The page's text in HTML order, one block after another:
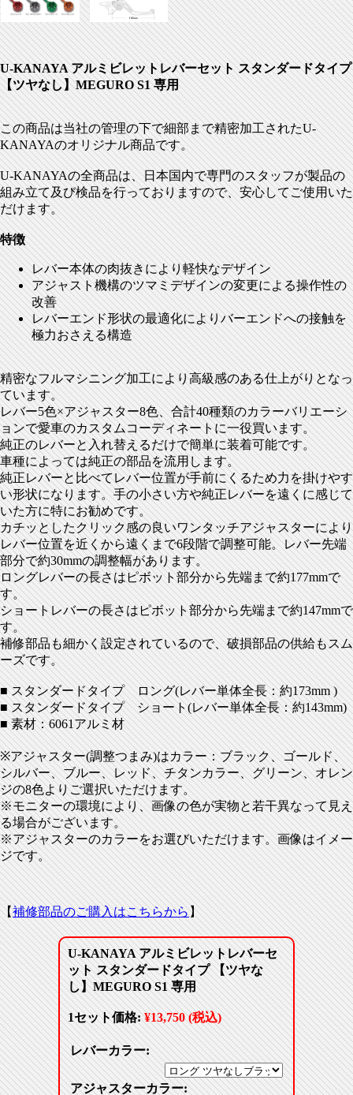
U-KANAYA アルミビレットレバーセット スタンダードタイプ
【ツヤなし】MEGURO S1 専用
この商品は当社の管理の下で細部まで精密加工されたU-
KANAYAのオリジナル商品です。
U-KANAYAの全商品は、日本国内で専門のスタッフが製品の
組み立て及び検品を行っておりますので、安心してご使用いた
だけます。
特徴
レバー本体の肉抜きにより軽快なデザイン
アジャスト機構のツマミデザインの変更による操作性の
改善
レバーエンド形状の最適化によりバーエンドへの接触を
極力おさえる構造
精密なフルマシニング加工により高級感のある仕上がりとなっ
ています。
レバー5色×アジャスター8色、合計40種類のカラーバリエーシ
ョンで愛車のカスタムコーディネートに一役買います。
純正のレバーと入れ替えるだけで簡単に装着可能です。
車種によっては純正の部品を流用します。
純正レバーと比べてレバー位置が手前にくるため力を掛けやす
い形状になります。手の小さい方や純正レバーを遠くに感じて
いた方に特にお勧めです。
カチッとしたクリック感の良いワンタッチアジャスターにより
レバー位置を近くから遠くまで6段階で調整可能。レバー先端
部分で約30mmの調整幅があります。
ロングレバーの長さはピボット部分から先端まで約177mmで
す。
ショートレバーの長さはピボット部分から先端まで約147mmで
す。
補修部品も細かく設定されているので、破損部品の供給もスム
ーズです。
■ スタンダードタイプ ロング(レバー単体全長：約173mm )
■ スタンダードタイプ ショート(レバー単体全長：約143mm)
■ 素材：6061アルミ材
※アジャスター(調整つまみ)はカラー：ブラック、ゴールド、
シルバー、ブルー、レッド、チタンカラー、グリーン、オレン
ジの8色よりご選択いただけます。
※モニターの環境により、画像の色が実物と若干異なって見え
る場合がございます。
※アジャスターのカラーをお選びいただけます。画像はイメー
ジです。
【補修部品のご購入はこちらから】
U-KANAYA アルミビレットレバーセ
ット スタンダードタイプ 【ツヤな
し】MEGURO S1 専用
1セット価格:¥13,750 (税込)
レバーカラー:
アジャスターカラー: